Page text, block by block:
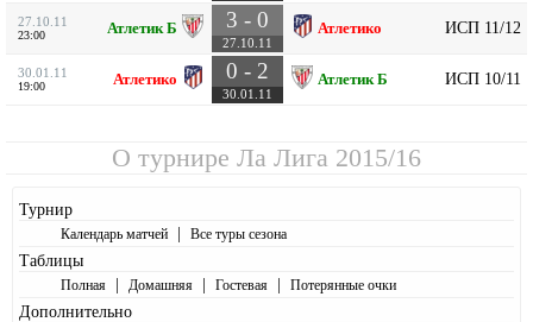
27.10.11
23:00 Атлетик Б 3 - 0
27.10.11
Атлетико ИСП 11/12
30.01.11
19:00 Атлетико 0 - 2
30.01.11
Атлетик Б ИСП 10/11
О турнире Ла Лига 2015/16
Турнир
Календарь матчей | Все туры сезона
Таблицы
Полная | Домашняя | Гостевая | Потерянные очки
Дополнительно